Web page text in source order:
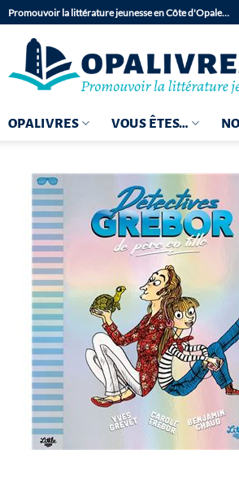
Promouvoir la littérature jeunesse en Côte d'Opale…
OPALIVRES VOUS ÊTES…